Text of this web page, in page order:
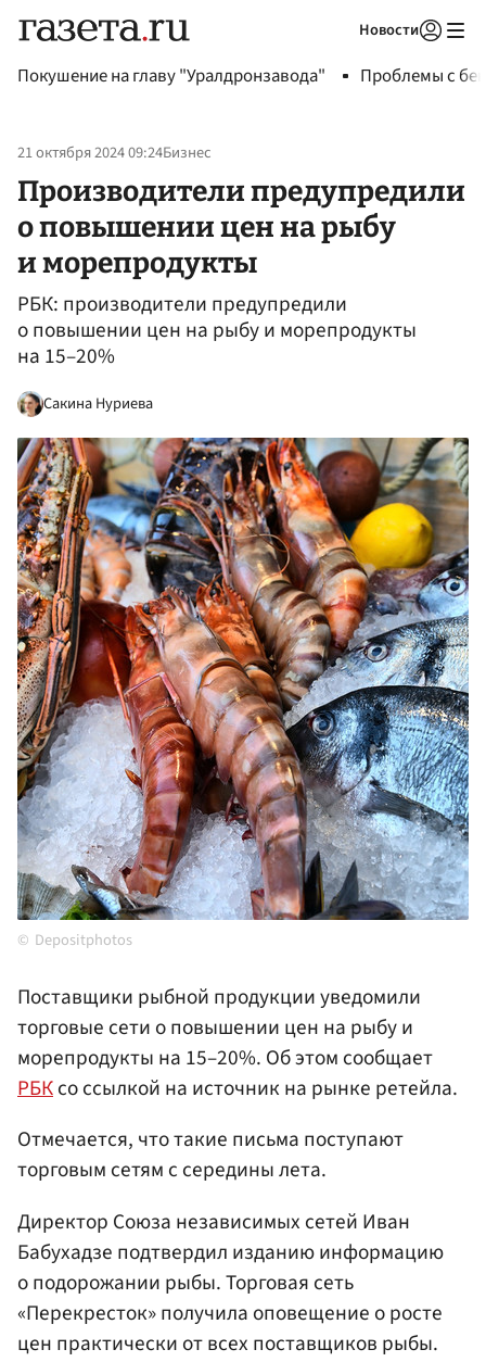
Новости
Покушение на главу "Уралдронзавода" Проблемы с
21 октября 2024 09:24Бизнес
Производители предупредили
о повышении цен на рыбу
и морепродукты
РБК: производители предупредили
о повышении цен на рыбу и морепродукты
на 15–20%
Сакина Нуриева
Depositphotos
Поставщики рыбной продукции уведомили
торговые сети о повышении цен на рыбу и
морепродукты на 15–20%. Об этом сообщает
РБКсо ссылкой на источник на рынке ретейла.
Отмечается, что такие письма поступают
торговым сетям с середины лета.
Директор Союза независимых сетей Иван
Бабухадзе подтвердил изданию информацию
о подорожании рыбы. Торговая сеть
«Перекресток» получила оповещение о росте
цен практически от всех поставщиков рыбы.